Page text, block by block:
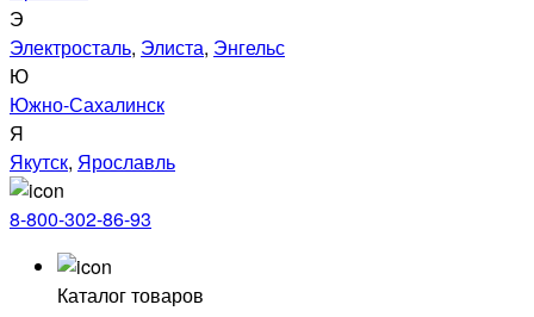
Э
Электросталь, Элиста, Энгельс
Ю
Южно-Сахалинск
Я
Якутск, Ярославль
8-800-302-86-93
Каталог товаров